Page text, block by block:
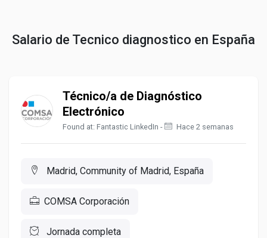
Salario de Tecnico diagnostico en España
Técnico/a de Diagnóstico
Electrónico
Found at: Fantastic LinkedIn - Hace 2 semanas
Madrid, Community of Madrid, España
COMSA Corporación
Jornada completa